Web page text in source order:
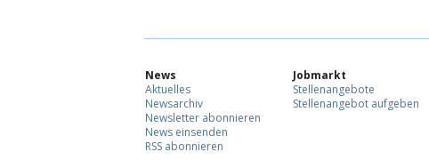
News
Aktuelles
Newsarchiv
Newsletter abonnieren
News einsenden
RSS abonnieren
Jobmarkt
Stellenangebote
Stellenangebot aufgeben